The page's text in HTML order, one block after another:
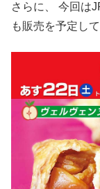
さらに、 今回は
も販売を予定して